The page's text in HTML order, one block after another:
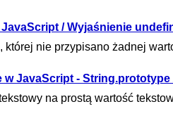
/ Wyjaśnienie
której nie przypisano żadnej
w JavaScript -
na prostą wartość